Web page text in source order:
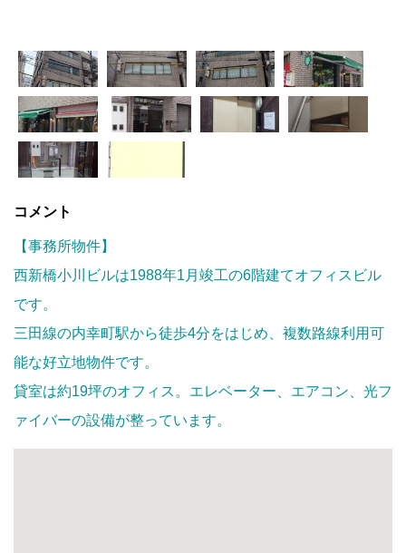
コメント
【事務所物件】
西新橋小川ビルは1988年1月竣工の6階建てオフィスビル
です。
三田線の内幸町駅から徒歩4分をはじめ、複数路線利用可
能な好立地物件です。
貸室は約19坪のオフィス。エレベーター、エアコン、光フ
ァイバーの設備が整っています。